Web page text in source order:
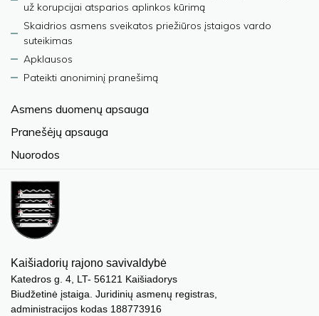
už korupcijai atsparios aplinkos kūrimą
Skaidrios asmens sveikatos priežiūros įstaigos vardo
suteikimas
Apklausos
Pateikti anoniminį pranešimą
Asmens duomenų apsauga
Pranešėjų apsauga
Nuorodos
Kaišiadorių rajono savivaldybė
Katedros g. 4, LT- 56121 Kaišiadorys
Biudžetinė įstaiga. Juridinių asmenų registras,
administracijos kodas 188773916